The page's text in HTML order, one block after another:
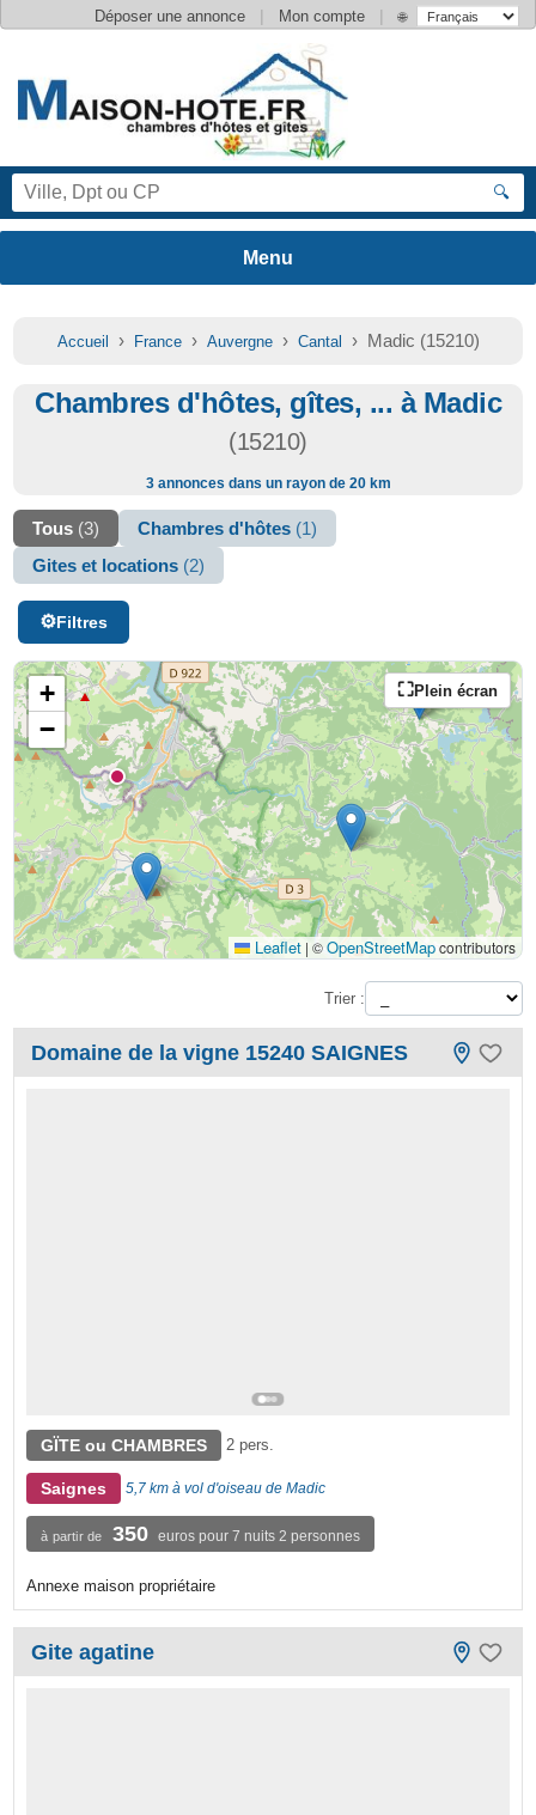
Déposer une annonce | Mon compte | 🌐
🔍
Accueil › France› Auvergne› Cantal › Madic (15210)
Chambres d'hôtes, gîtes, ... à Madic
(15210)
3 annonces dans un rayon de 20 km
Tous (3) Chambres d'hôtes (1)
Gites et locations (2)
Filtres
Plein écran
+
−
Leaflet | ©OpenStreetMapcontributors
Trier :
Domaine de la vigne 15240 SAIGNES
GÏTE ou CHAMBRES 2 pers.
Saignes 5,7 km à vol d'oiseau de Madic
à partir de 350 euros pour 7 nuits 2 personnes
Annexe maison propriétaire
Gite agatine